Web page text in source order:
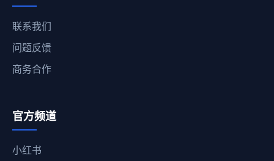
联系我们
问题反馈
商务合作
官方频道
小红书